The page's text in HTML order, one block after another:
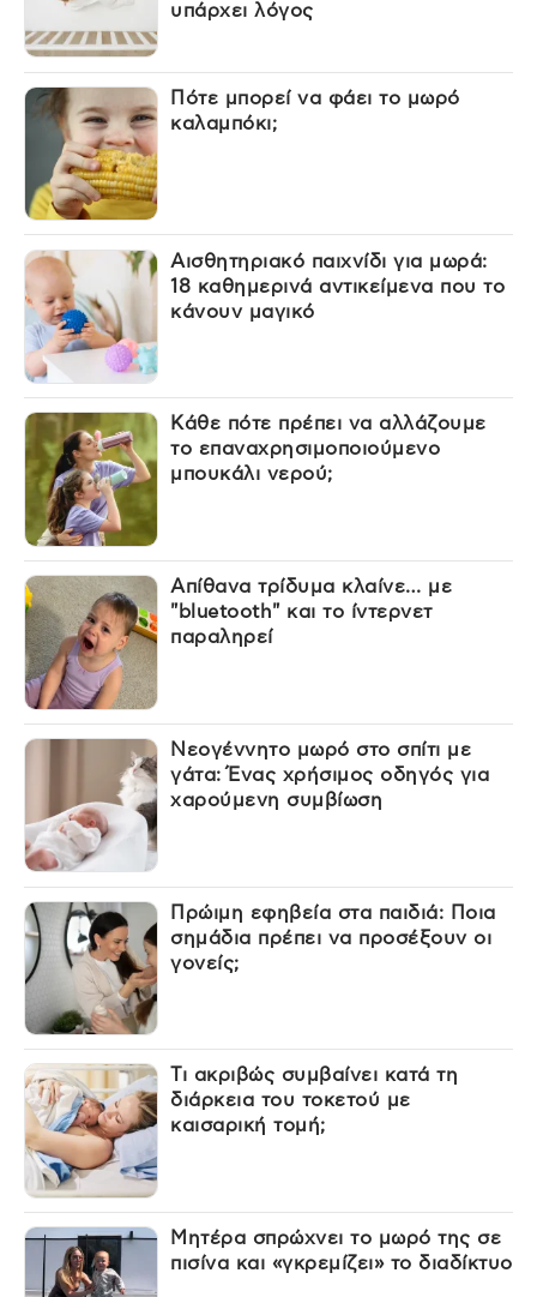
υπάρχει λόγος
Πότε μπορεί να φάει το μωρό
καλαμπόκι;
Αισθητηριακό παιχνίδι για μωρά:
18 καθημερινά αντικείμενα που το
κάνουν μαγικό
Κάθε πότε πρέπει να αλλάζουμε
το επαναχρησιμοποιούμενο
μπουκάλι νερού;
Απίθανα τρίδυμα κλαίνε… με
"bluetooth" και το ίντερνετ
παραληρεί
Νεογέννητο μωρό στο σπίτι με
γάτα: Ένας χρήσιμος οδηγός για
χαρούμενη συμβίωση
Πρώιμη εφηβεία στα παιδιά: Ποια
σημάδια πρέπει να προσέξουν οι
γονείς;
Τι ακριβώς συμβαίνει κατά τη
διάρκεια του τοκετού με
καισαρική τομή;
Μητέρα σπρώχνει το μωρό της σε
πισίνα και «γκρεμίζει» το διαδίκτυο